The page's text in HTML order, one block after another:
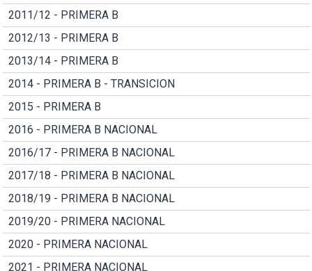
2011/12 - PRIMERA B
2012/13 - PRIMERA B
2013/14 - PRIMERA B
2014 - PRIMERA B - TRANSICION
2015 - PRIMERA B
2016 - PRIMERA B NACIONAL
2016/17 - PRIMERA B NACIONAL
2017/18 - PRIMERA B NACIONAL
2018/19 - PRIMERA B NACIONAL
2019/20 - PRIMERA NACIONAL
2020 - PRIMERA NACIONAL
2021 - PRIMERA NACIONAL